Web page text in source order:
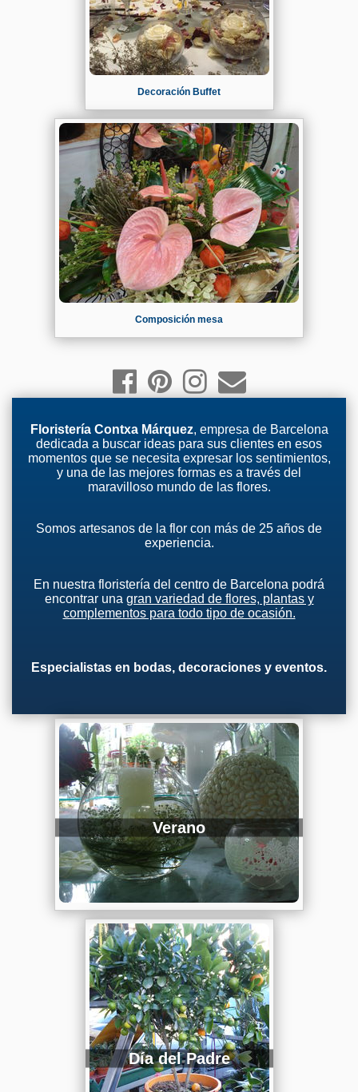
Decoración Buffet
Composición mesa
Floristería Contxa Márquez, empresa de Barcelona
dedicada a buscar ideas para sus clientes en esos
momentos que se necesita expresar los sentimientos,
y una de las mejores formas es a través del
maravilloso mundo de las flores.
Somos artesanos de la flor con más de 25 años de
experiencia.
En nuestra floristería del centro de Barcelona podrá
encontrar una gran variedad de flores, plantas y
complementos para todo tipo de ocasión.
Especialistas en bodas, decoraciones y eventos.
Verano
Día del Padre